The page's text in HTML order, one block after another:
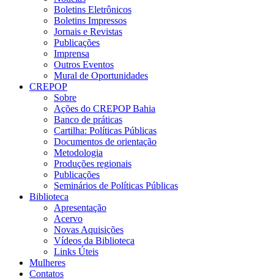
Boletins Eletrônicos
Boletins Impressos
Jornais e Revistas
Publicações
Imprensa
Outros Eventos
Mural de Oportunidades
CREPOP
Sobre
Ações do CREPOP Bahia
Banco de práticas
Cartilha: Políticas Públicas
Documentos de orientação
Metodologia
Produções regionais
Publicações
Seminários de Políticas Públicas
Biblioteca
Apresentação
Acervo
Novas Aquisições
Vídeos da Biblioteca
Links Úteis
Mulheres
Contatos